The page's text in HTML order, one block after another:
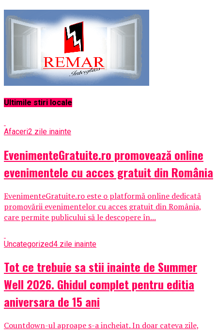
Ultimile stiri locale
Afaceri2 zile inainte
EvenimenteGratuite.ro promovează online
evenimentele cu acces gratuit din România
EvenimenteGratuite.ro este o platformă online dedicată
promovării evenimentelor cu acces gratuit din România,
care permite publicului să le descopere în...
Uncategorized4 zile inainte
Tot ce trebuie sa stii inainte de Summer
Well 2026. Ghidul complet pentru editia
aniversara de 15 ani
Countdown-ul aproape s-a incheiat. In doar cateva zile,